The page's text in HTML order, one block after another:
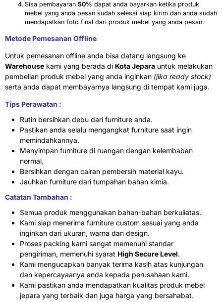
Sisa pembayaran 50% dapat anda bayarkan ketika produk
mebel yang anda pesan sudah selesai siap kirim dan anda sudah
mendapatkan foto final dari produk mebel yang anda pesan.
Metode Pemesanan Offline
Untuk pemesanan offline anda bisa datang langsung ke
Warehouse kami yang berada di Kota Jepara untuk melakukan
pembelian produk mebel yang anda inginkan (jika ready stock)
serta anda dapat membayarnya langsung di tempat kami juga.
Tips Perawatan :
Rutin bersihkan debu dari furniture anda.
Pastikan anda selalu mengangkat furniture saat ingin
memindahkannya.
Menyimpan furniture di ruangan dengan kelembaban
normal.
Bersihkan dengan cairan pembersih material kayu.
Jauhkan furniture dari tumpahan bahan kimia.
Catatan Tambahan :
Semua produk menggunakan bahan-bahan berkuliatas.
Kami siap menerima furniture custom sesuai yang anda
inginkan dari ukuran, warna dan design.
Proses packing kami sangat memenuhi standar
pengiriman, memenuhi syarat High Secure Level.
Kami mengucapkan banyak terima kasih atas kunjungan
dan kepercayaanya anda kepada perusahaan kami.
Kami pastikan anda mendapatkan kualitas produk mebel
jepara yang terbaik dan juga harga yang bersahabat.